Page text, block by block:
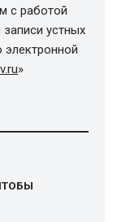
с работой
записи устных
электронной
»